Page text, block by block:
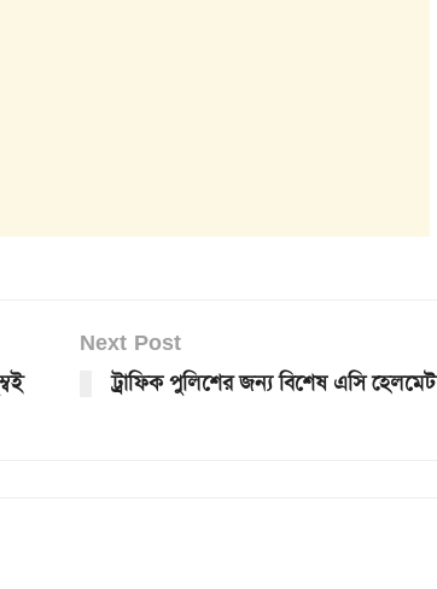
Next Post
ট্রাফিক পুলিশের জন্য বিশেষ এসি হেলমেট